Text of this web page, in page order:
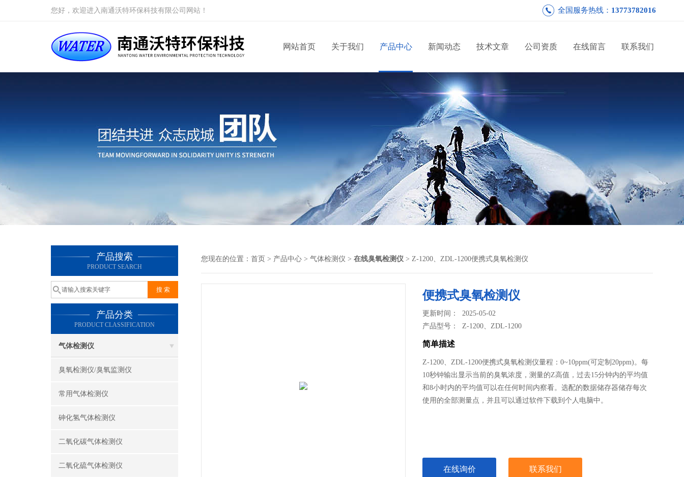
您好，欢迎进入南通沃特环保科技有限公司网站！ 全国服务热线： 13773782016
网站首页 关于我们 产品中心 新闻动态 技术文章 公司资质 在线留言 联系我们
产品搜索
PRODUCT SEARCH
产品分类
PRODUCT CLASSIFICATION
气体检测仪
臭氧检测仪/臭氧监测仪
常用气体检测仪
砷化氢气体检测仪
二氧化碳气体检测仪
二氧化硫气体检测仪
您现在的位置： 首页 > 产品中心 > 气体检测仪 > 在线臭氧检测仪 > Z-1200、ZDL-1200便携式臭氧检测仪
便携式臭氧检测仪
更新时间： 2025-05-02
产品型号：Z-1200、ZDL-1200
简单描述
Z-1200、ZDL-1200便携式臭氧检测仪量程：0~10ppm(可定制20ppm)。每
10秒钟输出显示当前的臭氧浓度，测量的Z高值，过去15分钟内的平均值
和8小时内的平均值可以在任何时间内察看。选配的数据储存器储存每次
使用的全部测量点，并且可以通过软件下载到个人电脑中。
在线询价 联系我们